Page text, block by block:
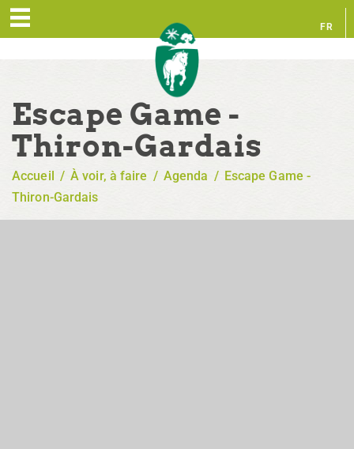
FR
Escape Game -
Thiron-Gardais
Accueil / À voir, à faire / Agenda / Escape Game -
Thiron-Gardais